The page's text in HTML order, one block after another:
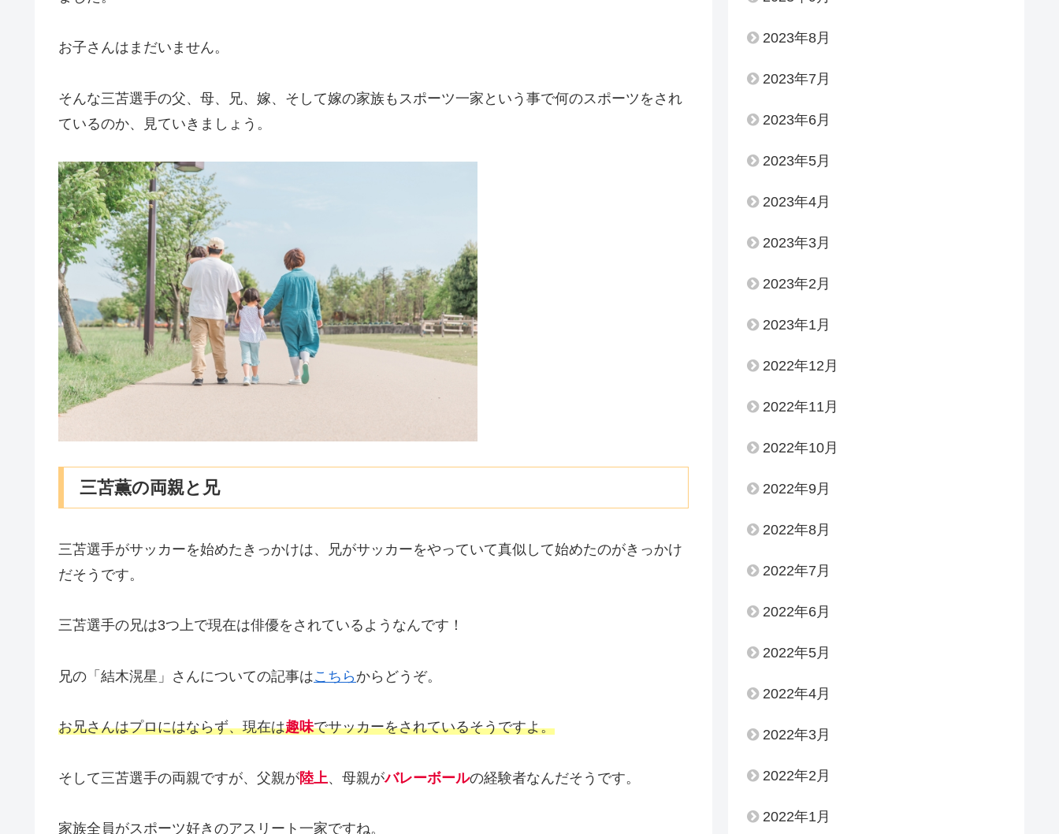
お子さんはまだいません。
そんな三苫選手の父、母、兄、嫁、そして嫁の家族もスポーツ一家という事で何のスポーツをされ
ているのか、見ていきましょう。
三苫薫の両親と兄
三苫選手がサッカーを始めたきっかけは、兄がサッカーをやっていて真似して始めたのがきっかけ
だそうです。
三苫選手の兄は3つ上で現在は俳優をされているようなんです！
兄の「結木滉星」さんについての記事はこちら からどうぞ。
お兄さんはプロにはならず、現在は趣味でサッカーをされているそうですよ。
そして三苫選手の両親ですが、父親が陸上、母親がバレーボールの経験者なんだそうです。
家族全員がスポーツ好きのアスリート一家ですね。
2023年8月
2023年7月
2023年6月
2023年5月
2023年4月
2023年3月
2023年2月
2023年1月
2022年12月
2022年11月
2022年10月
2022年9月
2022年8月
2022年7月
2022年6月
2022年5月
2022年4月
2022年3月
2022年2月
2022年1月